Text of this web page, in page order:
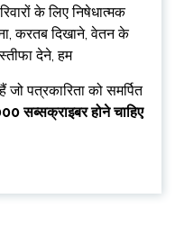
के लिए निषेधात्मक
करतब दिखाने, वेतन के
देने, हम
पत्रकारिता को समर्पित
सब्सक्राइबर होने चाहिए